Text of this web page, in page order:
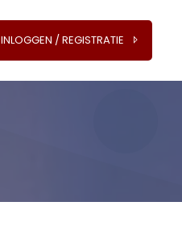
INLOGGEN / REGISTRATIE